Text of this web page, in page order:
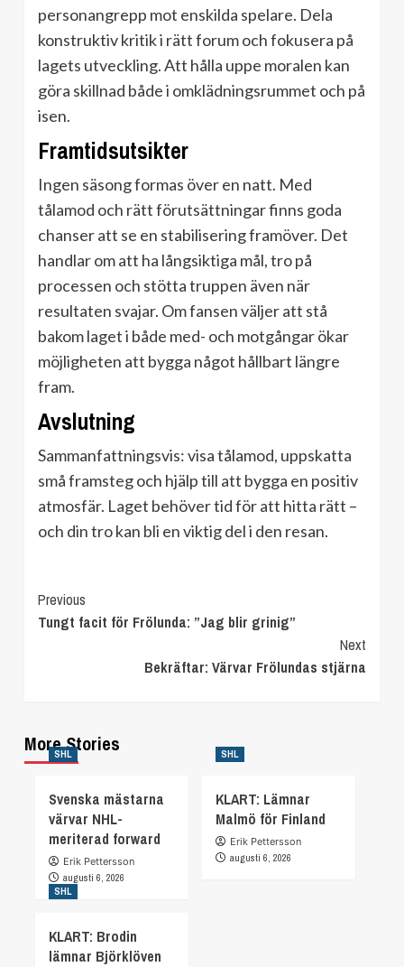
personangrepp mot enskilda spelare. Dela
konstruktiv kritik i rätt forum och fokusera på
lagets utveckling. Att hålla uppe moralen kan
göra skillnad både i omklädningsrummet och på
isen.
Framtidsutsikter
Ingen säsong formas över en natt. Med
tålamod och rätt förutsättningar finns goda
chanser att se en stabilisering framöver. Det
handlar om att ha långsiktiga mål, tro på
processen och stötta truppen även när
resultaten svajar. Om fansen väljer att stå
bakom laget i både med- och motgångar ökar
möjligheten att bygga något hållbart längre
fram.
Avslutning
Sammanfattningsvis: visa tålamod, uppskatta
små framsteg och hjälp till att bygga en positiv
atmosfär. Laget behöver tid för att hitta rätt –
och din tro kan bli en viktig del i den resan.
Continue
Reading
Previous
Tungt facit för Frölunda: ”Jag blir grinig”
Next
Bekräftar: Värvar Frölundas stjärna
More Stories
SHL
Svenska mästarna
värvar NHL-
meriterad forward
Erik Pettersson
augusti 6, 2026
SHL
KLART: Lämnar
Malmö för Finland
Erik Pettersson
augusti 6, 2026
SHL
KLART: Brodin
lämnar Björklöven